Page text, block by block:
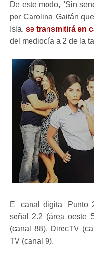
De este modo, "Sin
por Carolina Gaitán
Isla,se transmitirá en
del mediodía a 2 de la
El canal digital Punto
señal 2.2 (área oeste
(canal 88), DirecTV
TV (canal 9).